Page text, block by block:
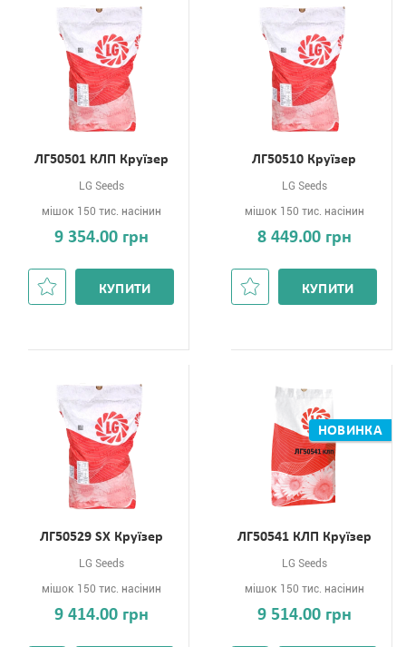
ЛГ50501 КЛП Круїзер
LG Seeds
мішок 150 тис. насінин
9 354.00 грн
КУПИТИ
ЛГ50510 Круїзер
LG Seeds
мішок 150 тис. насінин
8 449.00 грн
КУПИТИ
ЛГ50529 SХ Круїзер
LG Seeds
мішок 150 тис. насінин
9 414.00 грн
ЛГ50541 КЛП Круїзер
НОВИНКА
LG Seeds
мішок 150 тис. насінин
9 514.00 грн